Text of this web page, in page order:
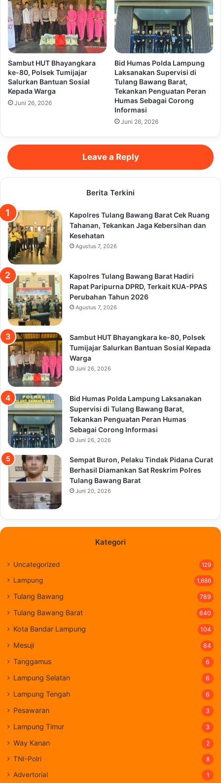
Sambut HUT Bhayangkara
ke-80, Polsek Tumijajar
Salurkan Bantuan Sosial
Kepada Warga
Juni 26, 2026
Bid Humas Polda Lampung
Laksanakan Supervisi di
Tulang Bawang Barat,
Tekankan Penguatan Peran
Humas Sebagai Corong
Informasi
Juni 26, 2026
Leave a Reply
Berita Terkini
Kapolres Tulang Bawang Barat Cek Ruang
Tahanan, Tekankan Jaga Kebersihan dan
Kesehatan
Agustus 7, 2026
Kapolres Tulang Bawang Barat Hadiri
Rapat Paripurna DPRD, Terkait KUA-PPAS
Perubahan Tahun 2026
Agustus 7, 2026
Sambut HUT Bhayangkara ke-80, Polsek
Tumijajar Salurkan Bantuan Sosial Kepada
Warga
Juni 26, 2026
Bid Humas Polda Lampung Laksanakan
Supervisi di Tulang Bawang Barat,
Tekankan Penguatan Peran Humas
Sebagai Corong Informasi
Juni 26, 2026
Sempat Buron, Pelaku Tindak Pidana Curat
Berhasil Diamankan Sat Reskrim Polres
Tulang Bawang Barat
Juni 20, 2026
Kategori
Uncategorized 129
Lampung 1,686
Tulang Bawang 789
Tulang Bawang Barat 640
Kota Bandar Lampung 104
Mesuji 84
Tanggamus 6
Lampung Selatan 6
Lampung Tengah 6
Pesawaran 3
Lampung Timur 3
Way Kanan 2
TNI-Polri 8
Advertorial 1